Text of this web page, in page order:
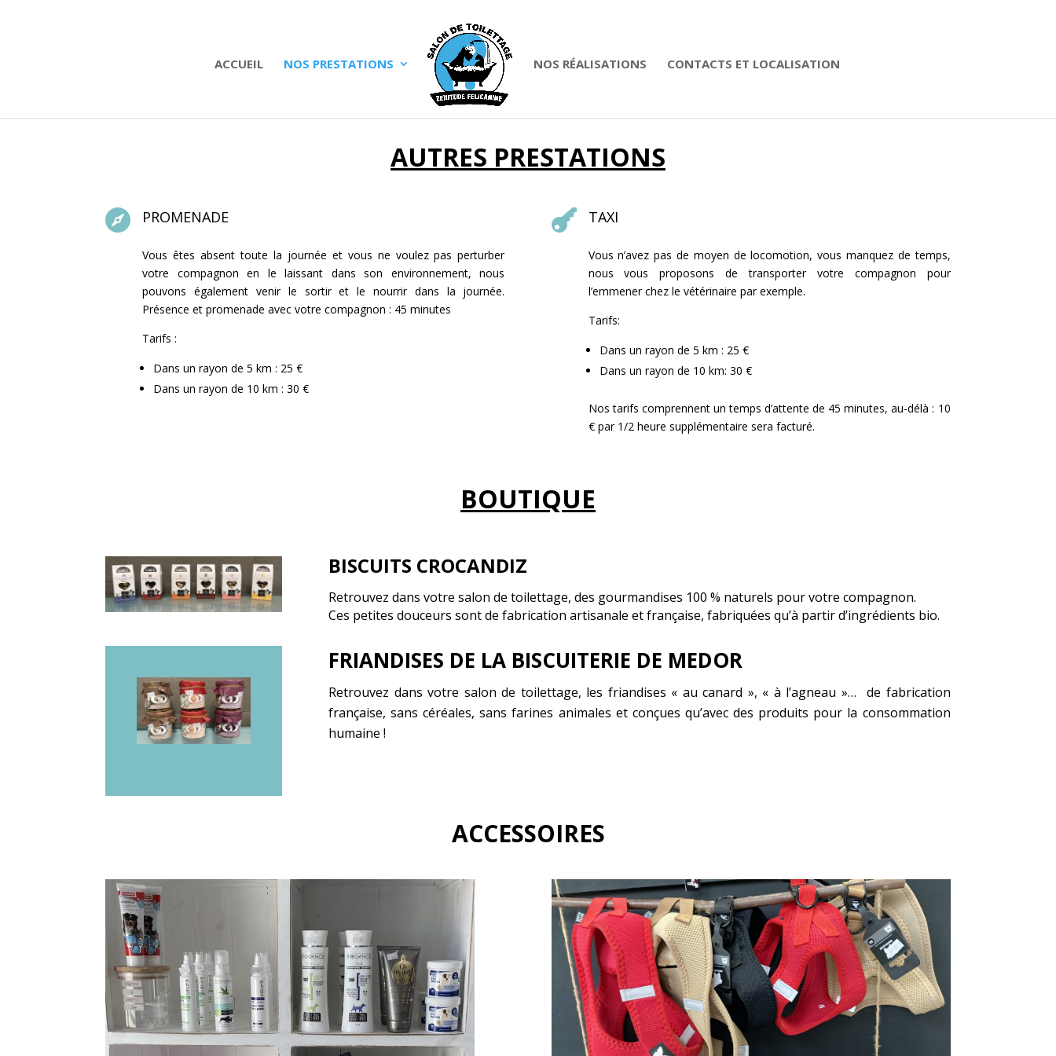
ACCUEIL NOS PRESTATIONS NOS RÉALISATIONS CONTACTS ET LOCALISATION
AUTRES PRESTATIONS
 PROMENADE
Vous êtes absent toute la journée et vous ne voulez pas perturber
votre compagnon en le laissant dans son environnement, nous
pouvons également venir le sortir et le nourrir dans la journée.
Présence et promenade avec votre compagnon : 45 minutes
Tarifs :
Dans un rayon de 5 km : 25 €
Dans un rayon de 10 km : 30 €
 TAXI
Vous n’avez pas de moyen de locomotion, vous manquez de temps,
nous vous proposons de transporter votre compagnon pour
l’emmener chez le vétérinaire par exemple.
Tarifs:
Dans un rayon de 5 km : 25 €
Dans un rayon de 10 km: 30 €
Nos tarifs comprennent un temps d’attente de 45 minutes, au-délà : 10
€ par 1/2 heure supplémentaire sera facturé.
BOUTIQUE
BISCUITS CROCANDIZ
Retrouvez dans votre salon de toilettage, des gourmandises 100 % naturels pour votre compagnon.
Ces petites douceurs sont de fabrication artisanale et française, fabriquées qu’à partir d’ingrédients bio.
FRIANDISES DE LA BISCUITERIE DE MEDOR
Retrouvez dans votre salon de toilettage, les friandises « au canard », « à l’agneau »… de fabrication
française, sans céréales, sans farines animales et conçues qu’avec des produits pour la consommation
humaine !
ACCESSOIRES